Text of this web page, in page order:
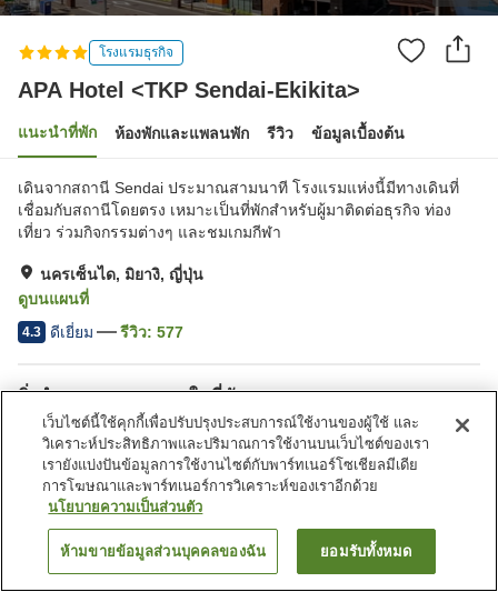
โรงแรมธุรกิจ
APA Hotel <TKP Sendai-Ekikita>
แนะนำที่พัก ห้องพักและแพลนพัก รีวิว ข้อมูลเบื้องต้น
เดินจากสถานี Sendai ประมาณสามนาที โรงแรมแห่งนี้มีทางเดินที่
เชื่อมกับสถานีโดยตรง เหมาะเป็นที่พักสำหรับผู้มาติดต่อธุรกิจ ท่อง
เที่ยว ร่วมกิจกรรมต่างๆ และชมเกมกีฬา
นครเซ็นได, มิยางิ, ญี่ปุ่น
ดูบนแผนที่
4.3 ดีเยี่ยม รีวิว: 577
สิ่งอำนวยความสะดวกในที่พัก
ที่จอดรถ
สปา/บิวตี้ซาลอน
ร้านอาหาร
ตู้จำหน่ายอัตโนมัติ
หน้าแรก ญี่ปุ่น มิยางิ
APA Hotel <TKP Sendai-Ekikita>
ค้นหาห้องพัก
เว็บไซต์นี้ใช้คุกกี้เพื่อปรับปรุงประสบการณ์ใช้งานของผู้ใช้ และ
วิเคราะห์ประสิทธิภาพและปริมาณการใช้งานบนเว็บไซต์ของเรา
เรายังแบ่งปันข้อมูลการใช้งานไซต์กับพาร์ทเนอร์โซเชียลมีเดีย
การโฆษณาและพาร์ทเนอร์การวิเคราะห์ของเราอีกด้วย
นโยบายความเป็นส่วนตัว
ห้ามขายข้อมูลส่วนบุคคลของฉัน ยอมรับทั้งหมด